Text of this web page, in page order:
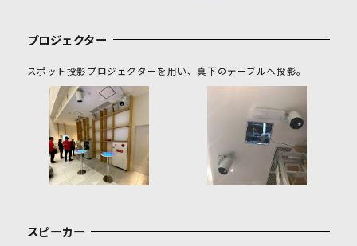
プロジェクター
スポット投影プロジェクターを用い、真下のテーブルへ投影。
スピーカー